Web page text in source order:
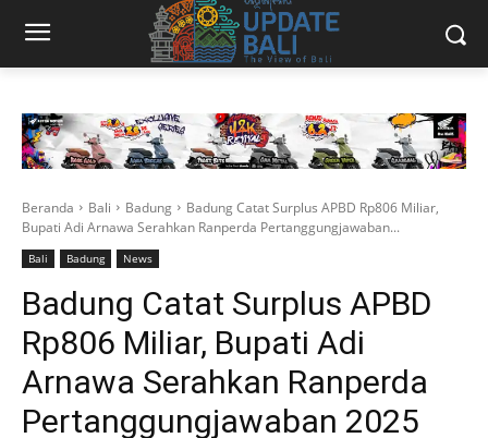
Beranda Bali Badung
Badung Catat Surplus APBD Rp806 Miliar,
Bupati Adi Arnawa Serahkan Ranperda Pertanggungjawaban...
Bali Badung News
Badung Catat Surplus APBD
Rp806 Miliar, Bupati Adi
Arnawa Serahkan Ranperda
Pertanggungjawaban 2025